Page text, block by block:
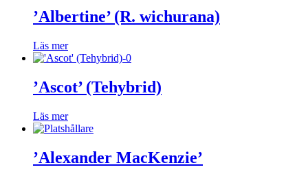
’Albertine’ (R. wichurana)
Läs mer
’Ascot’ (Tehybrid)
Läs mer
’Alexander MacKenzie’